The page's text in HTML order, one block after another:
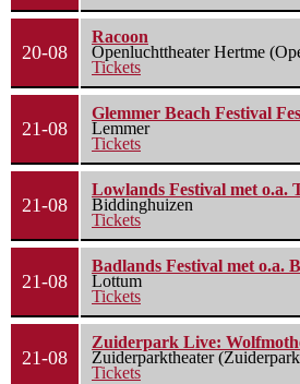
20-08
Racoon
Openluchttheater Hertme
Tickets
21-08
Glemmer Beach Festival
Lemmer
Tickets
21-08
Lowlands Festival met o.a.
Biddinghuizen
Tickets
21-08
Badlands Festival met o.a.
Lottum
Tickets
21-08
Zuiderpark Live:
Zuiderparktheater
Tickets